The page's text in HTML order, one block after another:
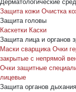
Дерматологические
Защита кожи Очистка
Защита головы
Каскетки Каски
Защита лица и органов
Маски сварщика Очки
закрытые с непрямой
Очки защитные
лицевые
Защита органов дыхания